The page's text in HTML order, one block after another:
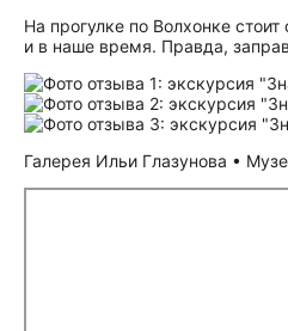
На прогулке по Волхонке
и в наше время. Правда,
Галерея Ильи Глазунова •